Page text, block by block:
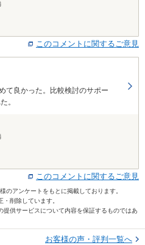
このコメントに関するご意見
て良かった。比較検討のサポー
。
このコメントに関するご意見
アンケートをもとに掲載しております。
削除しています。
供サービスについて内容を保証するものではあ
お客様の声・評判一覧へ